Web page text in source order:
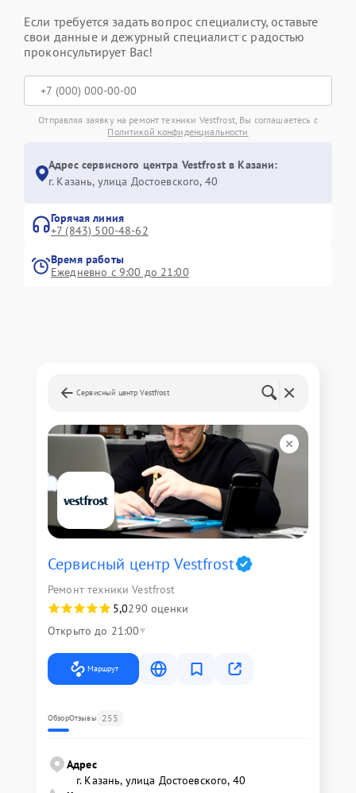
Если требуется задать вопрос специалисту, оставьте
свои данные и дежурный специалист с радостью
проконсультирует Вас!
Отправляя заявку на ремонт техники Vestfrost, Вы соглашаетесь с
Политикой конфиденциальности
Адрес сервисного центра Vestfrost в Казани:
г. Казань, улица Достоевского, 40
Горячая линия
+7 (843) 500-48-62
Время работы
Ежедневно с 9:00 до 21:00
Сервисный центр Vestfrost
Сервисный центр Vestfrost
Ремонт техники Vestfrost
5,0290 оценки
Открыто до 21:00
Маршрут
ОбзорОтзывы 255
Адрес
г. Казань, улица Достоевского, 40